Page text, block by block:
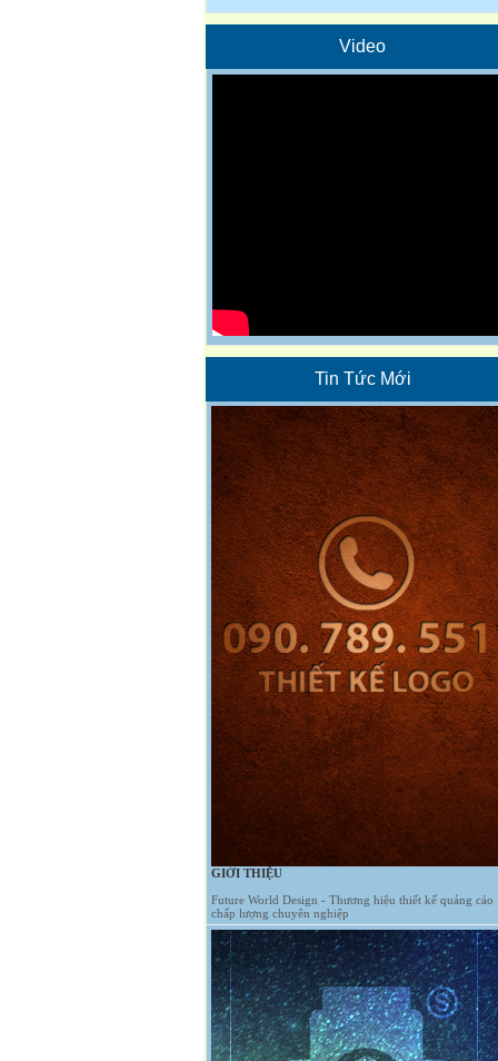
Video
Tin Tức Mới
GIỚI THIỆU
Future World Design - Thương hiệu thiết kế quảng cáo
chấp lượng chuyên nghiệp